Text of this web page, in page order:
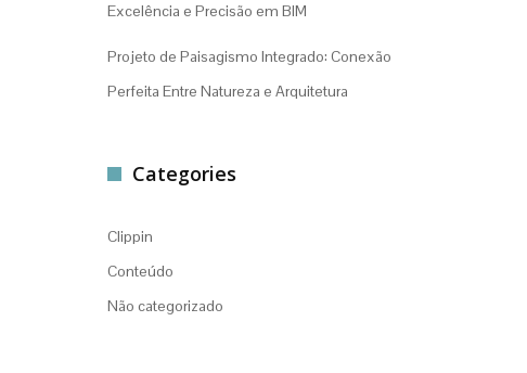
Excelência e Precisão em BIM
Projeto de Paisagismo Integrado: Conexão
Perfeita Entre Natureza e Arquitetura
Categories
Clippin
Conteúdo
Não categorizado